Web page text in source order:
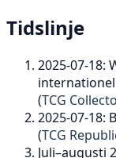
Tidslinje
2025-07-18:
(TCG
2025-07-18:
(TCG
Juli–augusti